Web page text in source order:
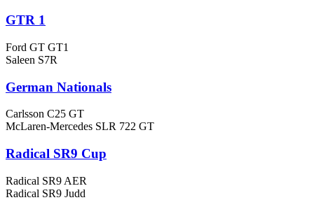
GTR 1
Ford GT GT1
Saleen S7R
German Nationals
Carlsson C25 GT
McLaren-Mercedes SLR 722 GT
Radical SR9 Cup
Radical SR9 AER
Radical SR9 Judd